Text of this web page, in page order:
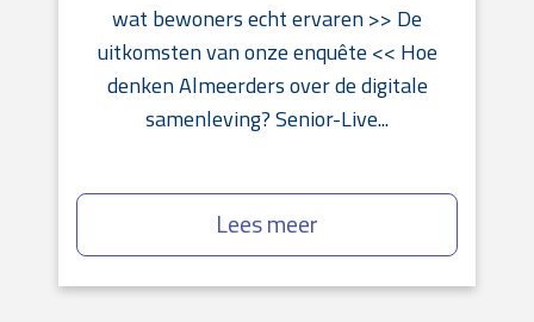
wat bewoners echt ervaren >> De
uitkomsten van onze enquête << Hoe
denken Almeerders over de digitale
samenleving? Senior-Live...
Lees meer